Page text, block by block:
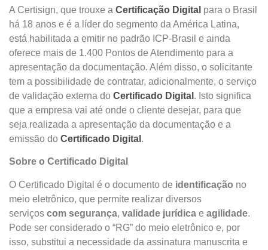
A Certisign, que trouxe a Certificação Digital para o Brasil
há 18 anos e é a líder do segmento da América Latina,
está habilitada a emitir no padrão ICP-Brasil e ainda
oferece mais de 1.400 Pontos de Atendimento para a
apresentação da documentação. Além disso, o solicitante
tem a possibilidade de contratar, adicionalmente, o serviço
de validação externa do Certificado Digital . Isto significa
que a empresa vai até onde o cliente desejar, para que
seja realizada a apresentação da documentação e a
emissão do Certificado Digital .
Sobre o Certificado Digital
O Certificado Digital é o documento de identificação no
meio eletrônico, que permite realizar diversos
serviços com segurança, validade jurídica e agilidade.
Pode ser considerado o “RG” do meio eletrônico e, por
isso, substitui a necessidade da assinatura manuscrita e